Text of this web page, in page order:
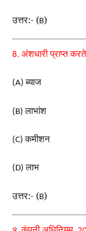
उत्तर:- (B)
8. अंशधारी प्राप्त
(A)ब्याज
(B)लाभांश
(C)कमीशन
(D)लाभ
उत्तर:- (B)